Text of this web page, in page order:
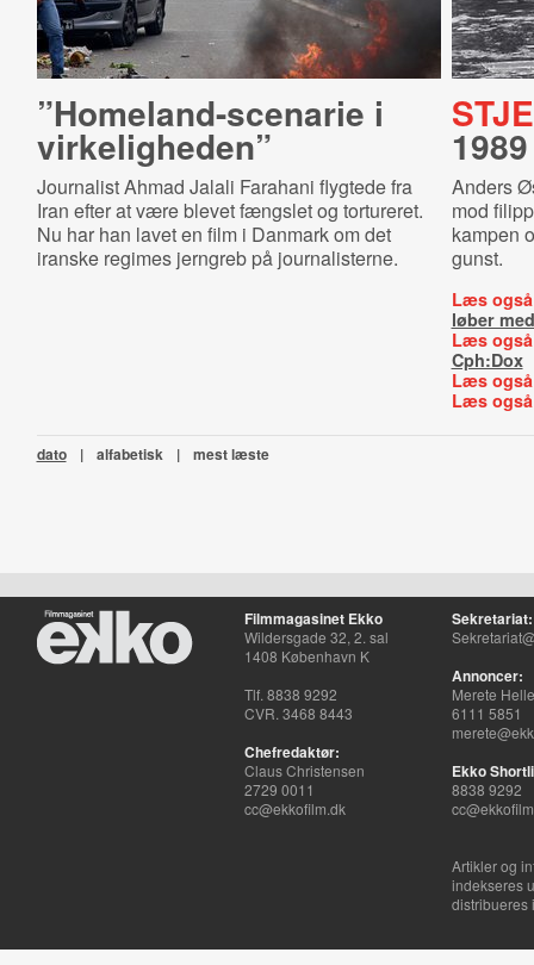
”Ho­meland-​sce­na­rie i
virkeligheden”
Journalist Ahmad Jalali Farahani flygtede fra
Iran efter at være blevet fængslet og tortureret.
Nu har han lavet en film i Danmark om det
iranske regimes jerngreb på journalisterne.
Anders
mod
kampen
gunst.
Læs
løber
Læs
Cph:Dox
Læs
Læs
dato | alfabetisk | mest læste
Filmmagasinet Ekko
Wildersgade 32, 2. sal
1408 København K
Tlf. 8838 9292
CVR. 3468 8443
Chefredaktør:
Claus Christensen
2729 0011
cc@ekkofilm.dk
Sekretariat:
Annoncer:
Merete
6111 5851
Ekko
8838 9292
Artikler og
indekseres
distribueres